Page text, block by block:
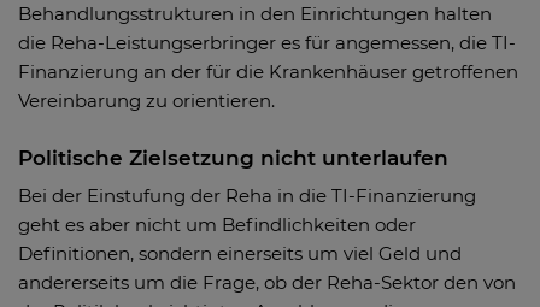
Behandlungsstrukturen in den Einrichtungen halten
die Reha-Leistungserbringer es für angemessen, die TI-
Finanzierung an der für die Krankenhäuser getroffenen
Vereinbarung zu orientieren.
Politische Zielsetzung nicht unterlaufen
Bei der Einstufung der Reha in die TI-Finanzierung
geht es aber nicht um Befindlichkeiten oder
Definitionen, sondern einerseits um viel Geld und
andererseits um die Frage, ob der Reha-Sektor den von